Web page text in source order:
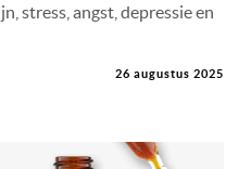
stress, angst, depressie en
26 augustus 2025